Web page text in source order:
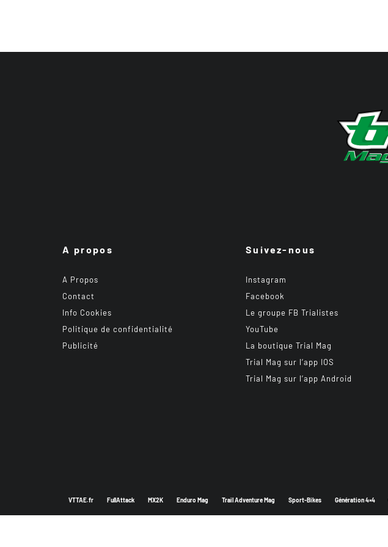
A propos
A Propos
Contact
Info Cookies
Politique de confidentialité
Publicité
Suivez-nous
Instagram
Facebook
Le groupe FB Trialistes
YouTube
La boutique Trial Mag
Trial Mag sur l’app IOS
Trial Mag sur l’app Android
VTTAE.fr FullAttack MX2K Enduro Mag Trail Adventure Mag Sport-Bikes Génération 4×4